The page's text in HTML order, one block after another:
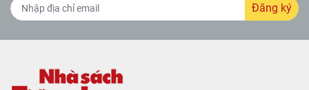
Đăng ký